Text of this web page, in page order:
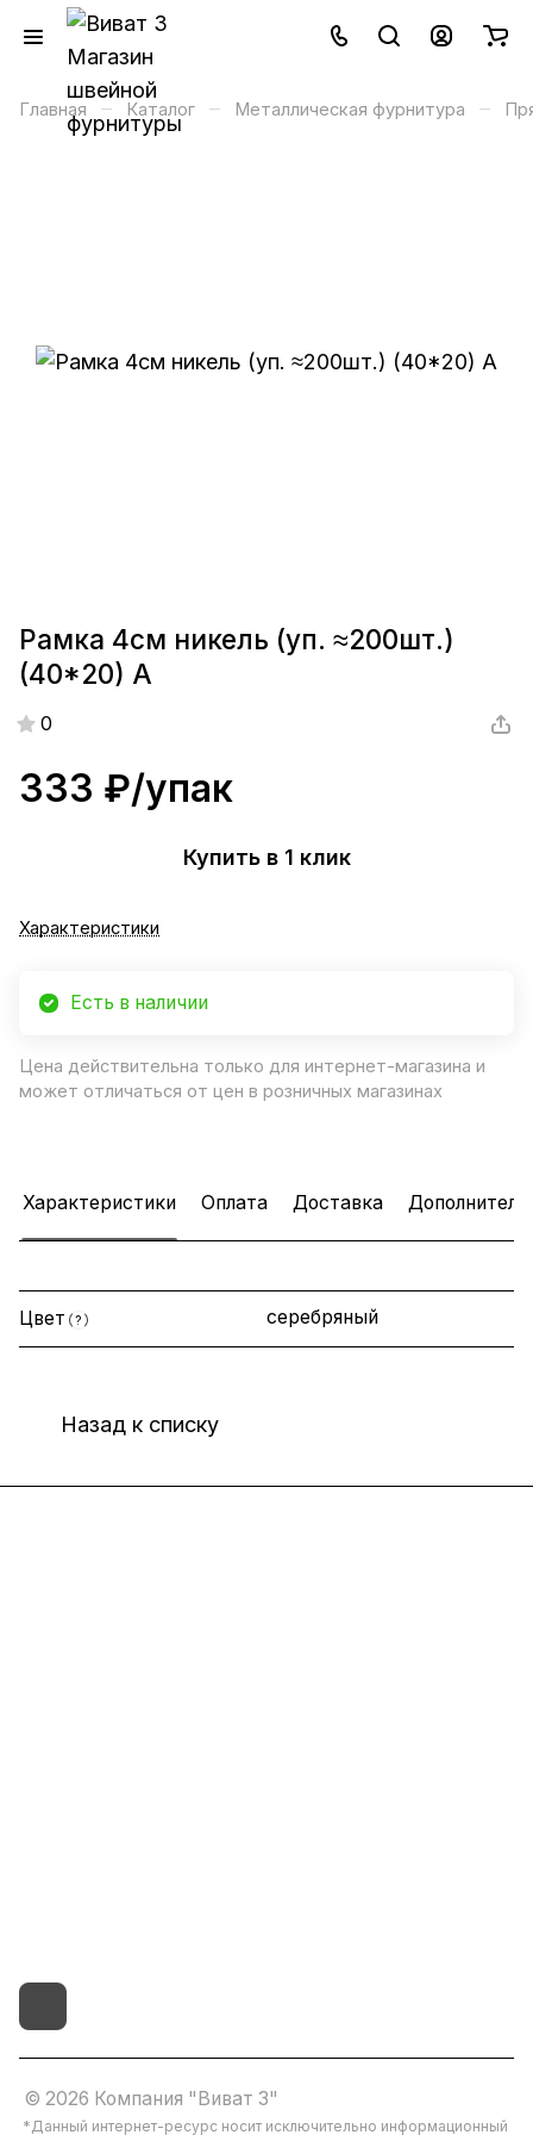
Главная – Каталог – Металлическая фурнитура –
Рамка 4см никель (уп. ≈200шт.)
(40*20) А
0
333 ₽/упак
Купить в 1 клик
Характеристики
Есть в наличии
Цена действительна только для интернет-магазина и
может отличаться от цен в розничных магазинах
Характеристики Оплата Доставка
Цвет ? серебряный
Назад к списку
© 2026 Компания "Виват 3"
*Данный интернет-ресурс носит исключительно информационный